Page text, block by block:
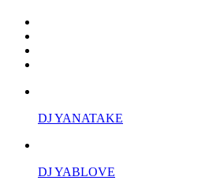
DJ YANATAKE
DJ YABLOVE